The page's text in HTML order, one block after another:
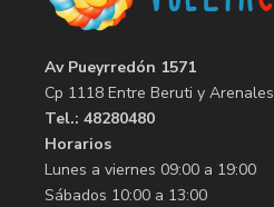
Av Pueyrredón 1571
Cp 1118 Entre Beruti y Arenales
Tel.: 48280480
Horarios
Lunes a viernes 09:00 a 19:00
Sábados 10:00 a 13:00